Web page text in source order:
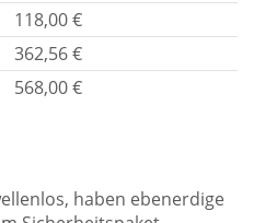
118,00 €
362,56 €
568,00 €
haben ebenerdige